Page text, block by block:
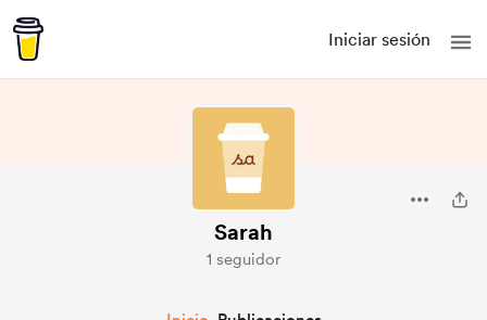
Iniciar sesión
Sarah
1 seguidor